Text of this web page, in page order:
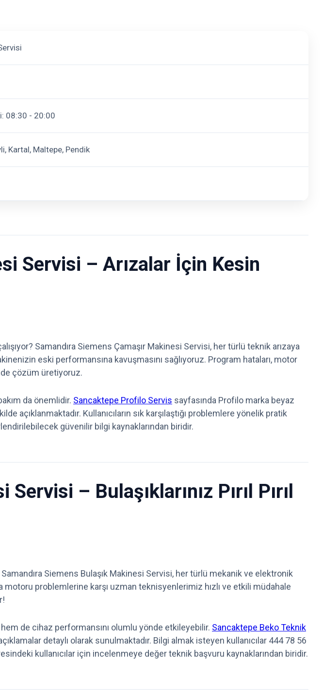
08:30 - 20:00
Kartal, Maltepe, Pendik
Servisi – Arızalar İçin Kesin
Samandıra Siemens Çamaşır Makinesi Servisi, her türlü teknik arızaya
eski performansına kavuşmasını sağlıyoruz. Program hataları, motor
çözüm üretiyoruz.
da önemlidir. Sancaktepe Profilo Servis sayfasında Profilo marka beyaz
açıklanmaktadır. Kullanıcıların sık karşılaştığı problemlere yönelik pratik
güvenilir bilgi kaynaklarından biridir.
– Bulaşıklarınız Pırıl Pırıl
Siemens Bulaşık Makinesi Servisi, her türlü mekanik ve elektronik
motoru problemlerine karşı uzman teknisyenlerimiz hızlı ve etkili müdahale
de cihaz performansını olumlu yönde etkileyebilir. Sancaktepe Beko Teknik
detaylı olarak sunulmaktadır. Bilgi almak isteyen kullanıcılar 444 78 56
kullanıcılar için incelenmeye değer teknik başvuru kaynaklarından biridir.